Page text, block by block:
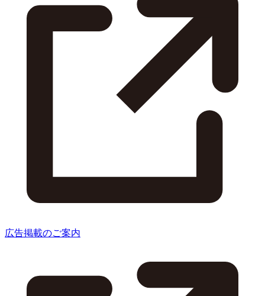
広告掲載のご案内